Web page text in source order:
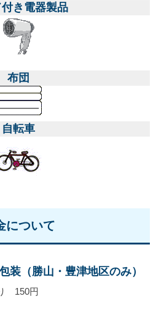
付き電器製品
布団
自転車
について
装（勝山・豊津地区のみ）
150円